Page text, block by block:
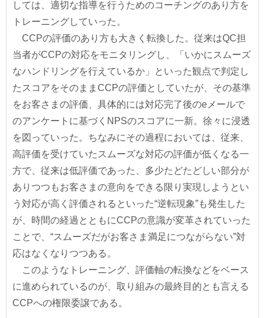
しては、適切な指導を行うためのコーチングのあり方を
トレーニングしていった。
CCPの評価のあり方も大きく転換した。従来はQC担
当者がCCPの対応をモニタリングし、「いかにスムーズ
なハンドリングを行えているか」といった観点で判定し
たスコアをそのままCCPの評価としていたが、その基準
をお客さまの評価、具体的には対応完了後のeメールで
のアンケートに基づくNPSのスコアに一新。徐々に浸透
を図っていった。ちなみにその過程においては、従来、
高評価を受けていたスムーズな対応の評価が低くなる一
方で、従来は低評価であった、多少たどたどしい部分が
ありつつもお客さまの意向をできる限り実現しようとい
う対応が高く評価されるといった“逆転現象”も発生した
が、時間の経過とともにCCPの意識が変革されていった
ことで、“スムーズだがお客さま満足につながらない”対
応はなくなりつつある。
このようなトレーニング、評価軸の転換などをベース
に進められているのが、取り組みの最終目的とも言える
CCPへの権限委譲である。